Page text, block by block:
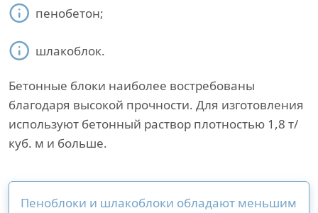
пенобетон;
шлакоблок.
Бетонные блоки наиболее востребованы
благодаря высокой прочности. Для изготовления
используют бетонный раствор плотностью 1,8 т/
куб. м и больше.
Пеноблоки и шлакоблоки обладают меньшим